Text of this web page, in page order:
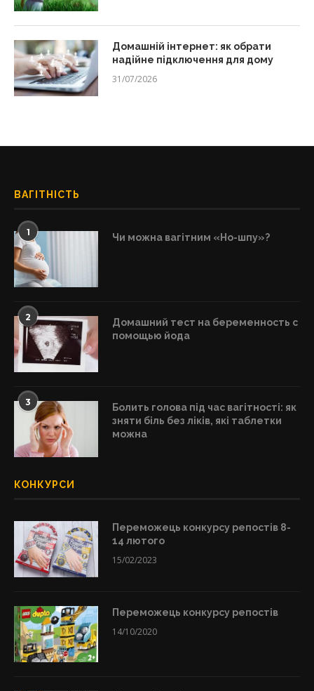
Домашній інтернет: як обрати
надійне підключення для дому
31/07/2026
ВАГІТНІСТЬ
1 Чи можна вагітним «Но-шпу»?
2
Домашний тест на беременность с
помощью йода
3
Болить голова під час вагітності: як
зняти біль без ліків, які таблетки
можна
КОНКУРСИ
Переможець конкурсу репостів 8-
14 лютого
15/02/2023
Переможець конкурсу репостів
14/10/2020